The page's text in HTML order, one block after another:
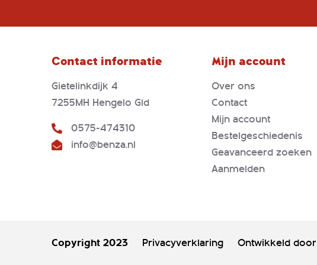
Contact informatie
Gietelinkdijk 4
7255MH Hengelo Gld
0575-474310
info@benza.nl
Mijn account
Over ons
Contact
Mijn account
Bestelgeschiedenis
Geavanceerd zoeken
Aanmelden
Copyright 2023 Privacyverklaring Ontwikkeld door